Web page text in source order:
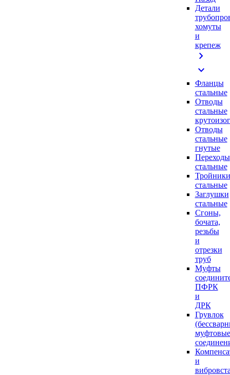
Детали
хомуты
и
крепеж
chevron_right
expand_more
Фланцы
стальные
Отводы
стальные
Отводы
стальные
гнутые
Переходы
стальные
Тройники
стальные
Заглушки
стальные
Сгоны,
бочата,
резьбы
и
отрезки
труб
Муфты
ПФРК
и
ДРК
Грувлок
муфтовые
и